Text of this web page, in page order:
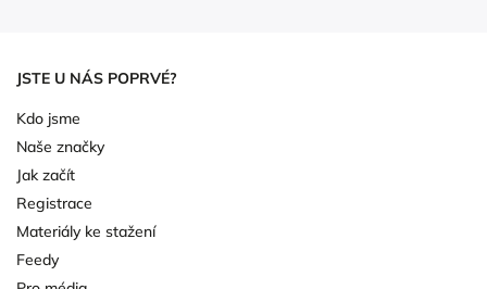
JSTE U NÁS POPRVÉ?
Kdo jsme
Naše značky
Jak začít
Registrace
Materiály ke stažení
Feedy